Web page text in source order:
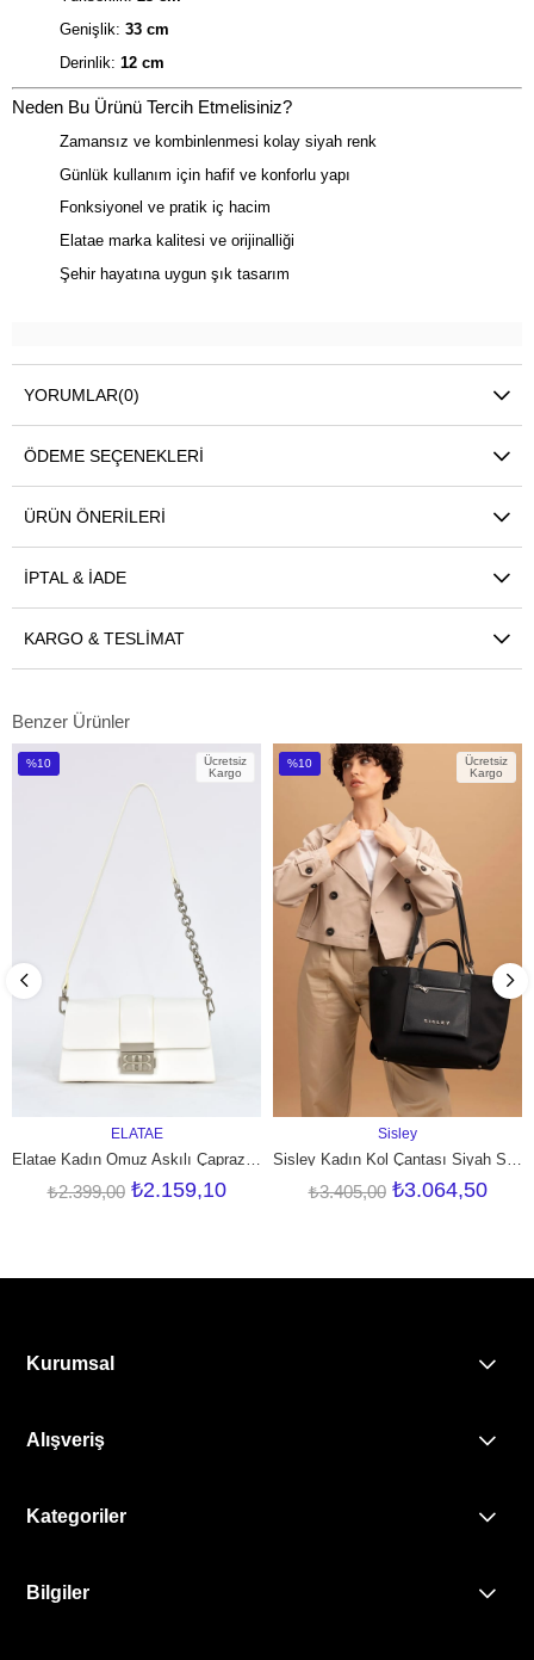
Genişlik: 33 cm
Derinlik: 12 cm
Neden Bu Ürünü Tercih Etmelisiniz?
Zamansız ve kombinlenmesi kolay siyah renk
Günlük kullanım için hafif ve konforlu yapı
Fonksiyonel ve pratik iç hacim
Elatae marka kalitesi ve orijinalliği
Şehir hayatına uygun şık tasarım
YORUMLAR(0)
ÖDEME SEÇENEKLERI
ÜRÜN ÖNERILERI
İPTAL & İADE
KARGO & TESLIMAT
Benzer Ürünler
SEPETE EKLE
%10
Ücretsiz
Kargo
ELATAE
Elatae Kadın Omuz Askılı Çapraz Çanta Beyaz 17571
₺2.159,10
₺2.399,00
SEPETE EKLE
%10
Ücretsiz
Kargo
Sisley
Sisley Kadın Kol Çantası Siyah SLY024
₺3.064,50
₺3.405,00
Kurumsal
Alışveriş
Kategoriler
Bilgiler